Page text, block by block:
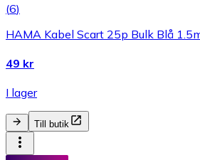
(6)
HAMA Kabel Scart 25p Bulk Blå
49 kr
I lager
Till butik